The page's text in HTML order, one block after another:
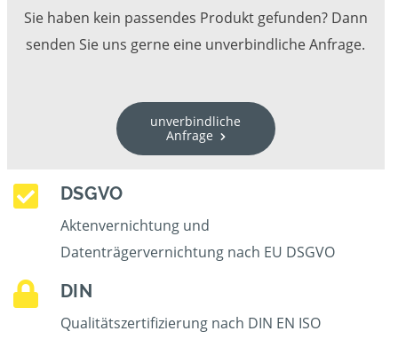
Sie haben kein passendes Produkt gefunden? Dann
senden Sie uns gerne eine unverbindliche Anfrage.
unverbindliche
Anfrage
DSGVO
Aktenvernichtung und
Datenträgervernichtung nach EU DSGVO
DIN
Qualitätszertifizierung nach DIN EN ISO